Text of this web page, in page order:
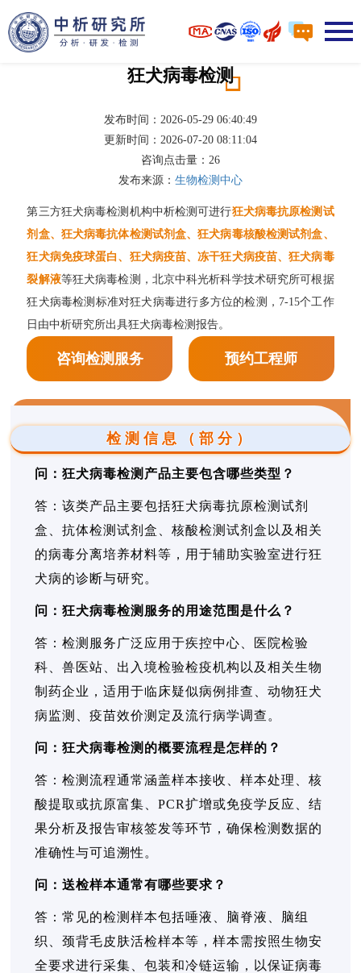
狂犬病毒检测
发布时间：2026-05-29 06:40:49
更新时间：2026-07-20 08:11:04
咨询点击量： 26
发布来源： 生物检测中心
第三方狂犬病毒检测机构中析检测可进行狂犬病毒抗原检测试
剂盒、狂犬病毒抗体检测试剂盒、狂犬病毒核酸检测试剂盒、
狂犬病免疫球蛋白、狂犬病疫苗、冻干狂犬病疫苗、狂犬病毒
裂解液等狂犬病毒检测，北京中科光析科学技术研究所可根据
狂犬病毒检测标准对狂犬病毒进行多方位的检测，7-15个工作
日由中析研究所出具狂犬病毒检测报告。
咨询检测服务 预约工程师
检测信息（部分）
问：狂犬病毒检测产品主要包含哪些类型？
答：该类产品主要包括狂犬病毒抗原检测试剂
盒、抗体检测试剂盒、核酸检测试剂盒以及相关
的病毒分离培养材料等，用于辅助实验室进行狂
犬病的诊断与研究。
问：狂犬病毒检测服务的用途范围是什么？
答：检测服务广泛应用于疾控中心、医院检验
科、兽医站、出入境检验检疫机构以及相关生物
制药企业，适用于临床疑似病例排查、动物狂犬
病监测、疫苗效价测定及流行病学调查。
问：狂犬病毒检测的概要流程是怎样的？
答：检测流程通常涵盖样本接收、样本处理、核
酸提取或抗原富集、PCR扩增或免疫学反应、结
果分析及报告审核签发等环节，确保检测数据的
准确性与可追溯性。
问：送检样本通常有哪些要求？
答：常见的检测样本包括唾液、脑脊液、脑组
织、颈背毛皮肤活检样本等，样本需按照生物安
全要求进行采集、包装和冷链运输，以保证病毒